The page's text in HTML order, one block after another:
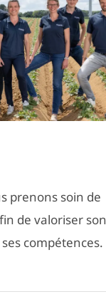
prenons soin de
de valoriser son
compétences.